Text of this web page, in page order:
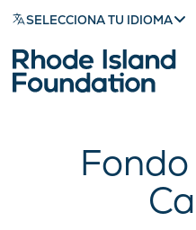
SELECCIONA TU IDIOMA